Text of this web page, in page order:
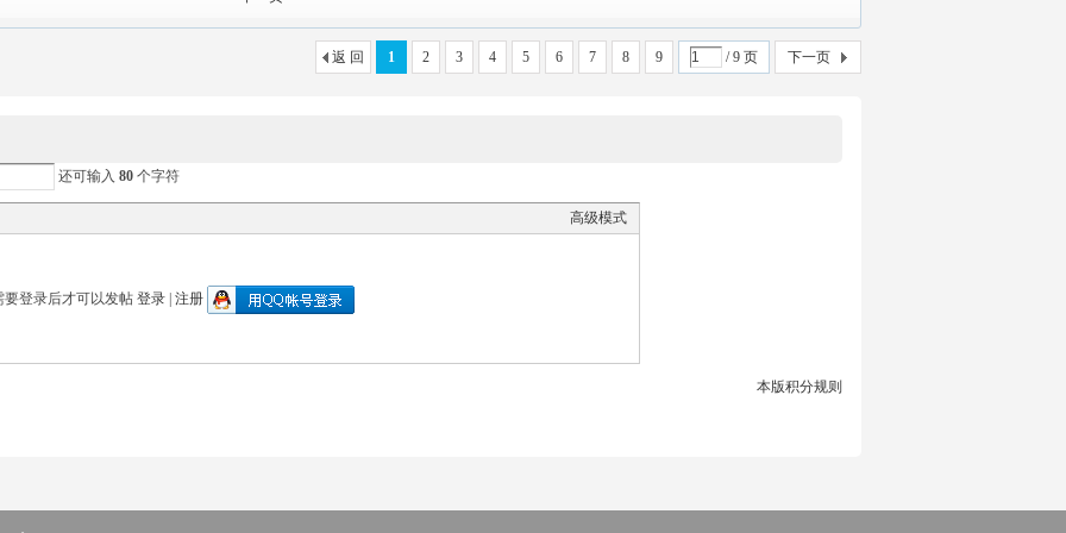
1 2 3 4 5 6 7 8 9 / 9 页 下一页
返 回
还可输入 80 个字符
高级模式
要登录后才可以发帖 登录 注册
本版积分规则